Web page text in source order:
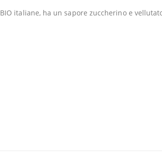
italiane, ha un sapore zuccherino e